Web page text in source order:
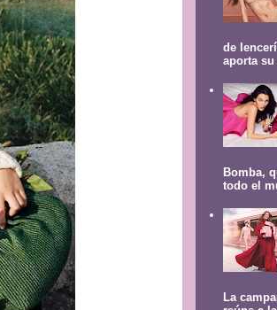
de
aporta
Bomba,
todo el
La